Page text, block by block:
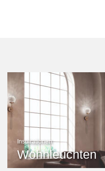
Inspirationen
Wohnleuchten